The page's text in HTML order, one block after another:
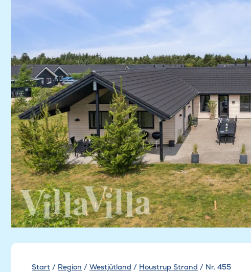
Start / Region / Westjütland / Houstrup Strand / Nr. 455